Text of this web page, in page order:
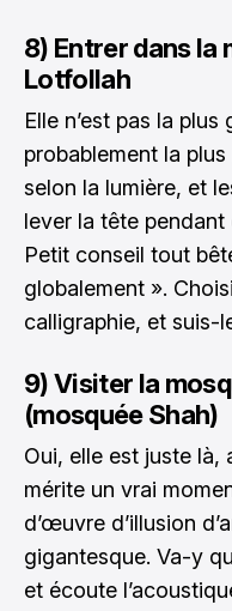
8) Entrer dans la
Lotfollah
Elle n’est pas la
probablement la
selon la lumière, et
lever la tête pendant
Petit conseil tout
globalement ».
calligraphie, et suis-
9) Visiter la
(mosquée Shah)
Oui, elle est juste là,
mérite un vrai
d’œuvre d’illusion
gigantesque. Va-y
et écoute